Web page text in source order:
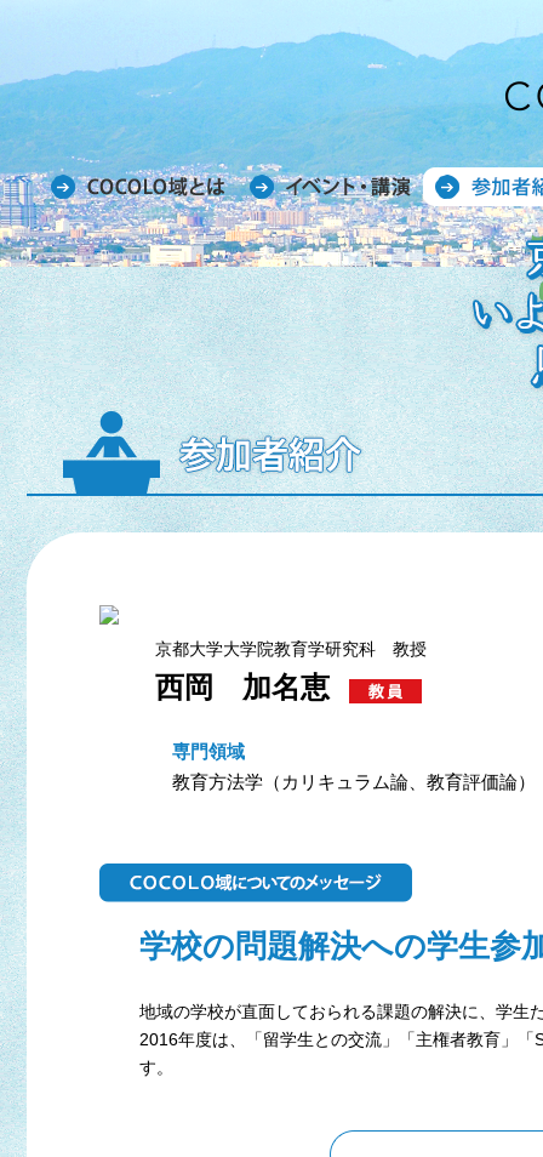
COCOLO域とは イベント・
京都大学大学院教育学研究科 教授
西岡 加名恵
専門領域
教育方法学（カリキュラム論、教育評価論）
学校の問題解決への学生参
地域の学校が直面しておられる課題の解決に、学
2016年度は、「留学生との交流」「主権者教育」
す。